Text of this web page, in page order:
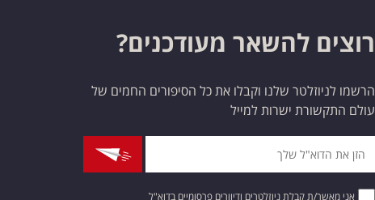
רוצים להשאר מעודכנים?
הרשמו לניוזלטר שלנו וקבלו את כל הסיפורים החמים של
עולם התקשורת ישרות למייל
אני מאשר/ת קבלת ניוזלטרים ודיוורים פרסומיים בדוא"ל